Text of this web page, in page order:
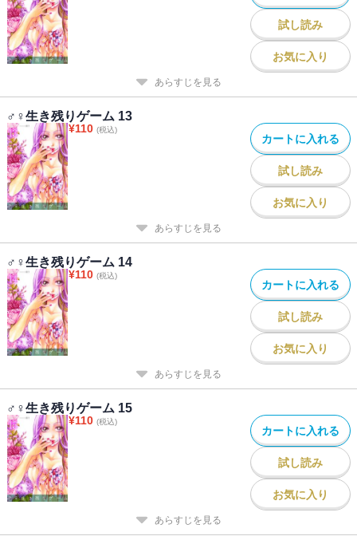
試し読み
お気に入り
あらすじを見る
♂♀生き残りゲーム 13
¥110 (税込)
カートに入れる
試し読み
お気に入り
あらすじを見る
♂♀生き残りゲーム 14
¥110 (税込)
カートに入れる
試し読み
お気に入り
あらすじを見る
♂♀生き残りゲーム 15
¥110 (税込)
カートに入れる
試し読み
お気に入り
あらすじを見る